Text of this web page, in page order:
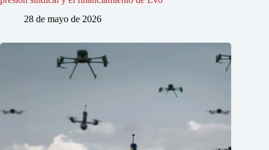
28 de mayo de 2026